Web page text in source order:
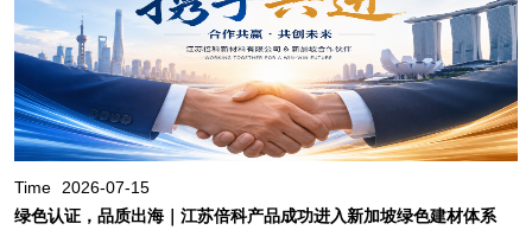
Time
2026-07-15
绿色认证，品质出海｜江苏倍科产品成功进入新加坡绿色建材体系